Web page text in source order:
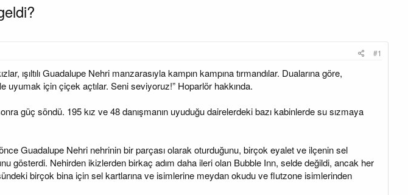
#1
ışıltılı Guadalupe Nehri manzarasıyla kampın kampına tırmandılar. Dualarına göre,
uyumak için çiçek açtılar. Seni seviyoruz!” Hoparlör hakkında.
güç söndü. 195 kız ve 48 danışmanın uyuduğu dairelerdeki bazı kabinlerde su sızmaya
Guadalupe Nehri nehrinin bir parçası olarak oturduğunu, birçok eyalet ve ilçenin sel
gösterdi. Nehirden ikizlerden birkaç adım daha ileri olan Bubble Inn, selde değildi, ancak her
birçok bina için sel kartlarına ve isimlerine meydan okudu ve flutzone isimlerinden